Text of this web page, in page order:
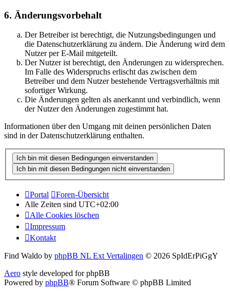
6. Änderungsvorbehalt
Der Betreiber ist berechtigt, die Nutzungsbedingungen und
die Datenschutzerklärung zu ändern. Die Änderung wird dem
Nutzer per E-Mail mitgeteilt.
Der Nutzer ist berechtigt, den Änderungen zu widersprechen.
Im Falle des Widerspruchs erlischt das zwischen dem
Betreiber und dem Nutzer bestehende Vertragsverhältnis mit
sofortiger Wirkung.
Die Änderungen gelten als anerkannt und verbindlich, wenn
der Nutzer den Änderungen zugestimmt hat.
Informationen über den Umgang mit deinen persönlichen Daten
sind in der Datenschutzerklärung enthalten.
Portal
Foren-Übersicht
Alle Zeiten sind UTC+02:00
Alle Cookies löschen
Impressum
Kontakt
Find Waldo by phpBB NL Ext Vertalingen © 2026 SpIdErPiGgY
Aero style developed for phpBB
Powered by phpBB® Forum Software © phpBB Limited